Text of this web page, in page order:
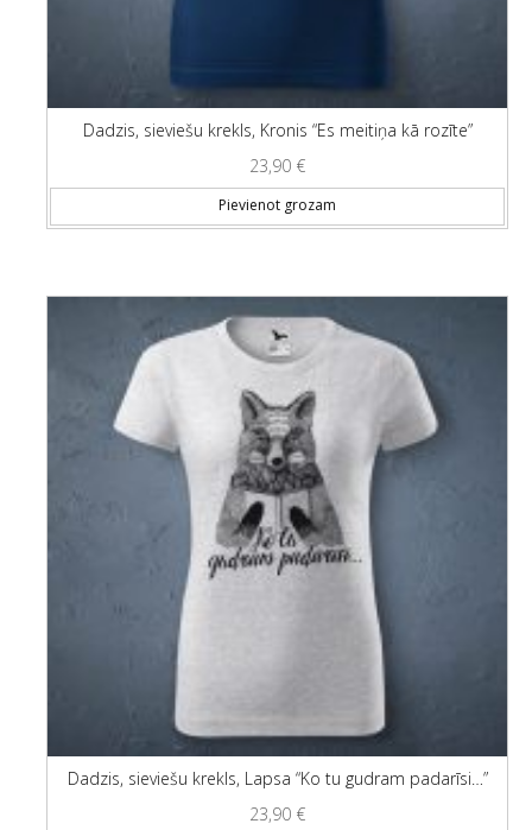
Dadzis, sieviešu krekls, Kronis “Es meitiņa kā rozīte”
23,90 €
Pievienot grozam
Dadzis, sieviešu krekls, Lapsa “Ko tu gudram padarīsi…”
23,90 €